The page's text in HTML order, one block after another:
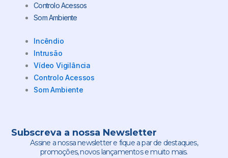
Controlo Acessos
Som Ambiente
Incêndio
Intrusão
Vídeo Vigilância
Controlo Acessos
Som Ambiente
Subscreva a nossa Newsletter
Assine a nossa newsletter e fique a par de destaques,
promoções, novos lançamentos e muito mais.